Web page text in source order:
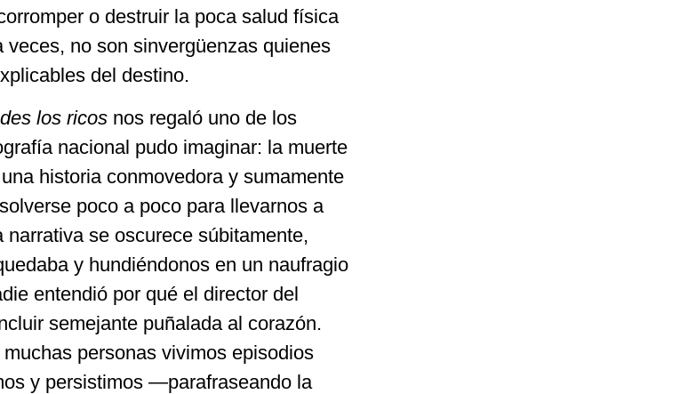
o destruir la poca salud física
no son sinvergüenzas quienes
del destino.
los ricos nos regaló uno de los
nacional pudo imaginar: la muerte
historia conmovedora y sumamente
poco a poco para llevarnos a
narrativa se oscurece súbitamente,
y hundiéndonos en un naufragio
entendió por qué el director del
semejante puñalada al corazón.
personas vivimos episodios
y persistimos —parafraseando la